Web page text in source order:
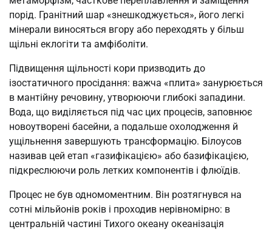
порід. Гранітний шар «знешкоджується», його легкі
мінерали виносяться вгору або переходять у більш
щільні еклогіти та амфіболіти.
Підвищення щільності кори призводить до
ізостатичного просідання: важча «плита» занурюється
в мантійну речовину, утворюючи глибокі западини.
Вода, що виділяється під час цих процесів, заповнює
новоутворені басейни, а подальше охолодження й
ущільнення завершують трансформацію. Білоусов
називав цей етап «газифікацією» або базифікацією,
підкреслюючи роль летких компонентів і флюїдів.
Процес не був одномоментним. Він розтягнувся на
сотні мільйонів років і проходив нерівномірно: в
центральній частині Тихого океану океанізація